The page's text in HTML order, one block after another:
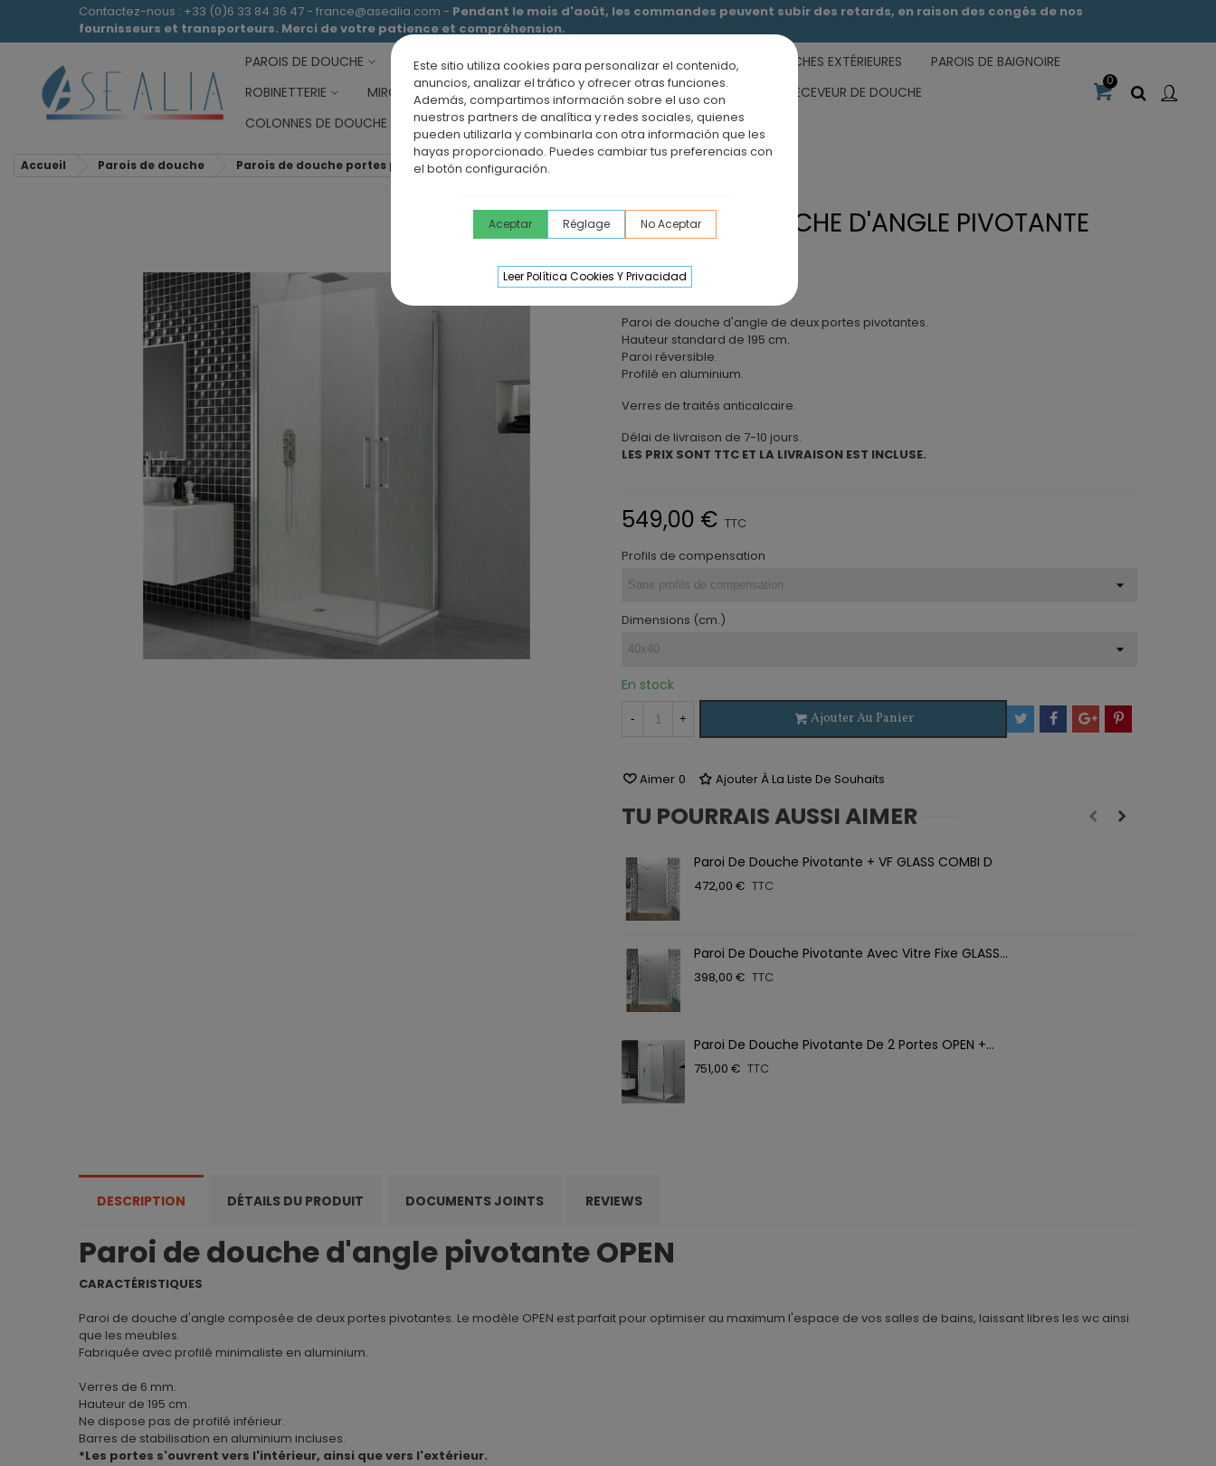
Este sitio utiliza cookies para personalizar el contenido,
anuncios, analizar el tráfico y ofrecer otras funciones.
Además, compartimos información sobre el uso con
nuestros partners de analítica y redes sociales, quienes
pueden utilizarla y combinarla con otra información que les
hayas proporcionado. Puedes cambiar tus preferencias con
el botón configuración.
Aceptar Réglage No Aceptar
Leer Política Cookies Y Privacidad
Contactez-nous : +33 (0)6 33 84 36 47 - france@asealia.com - Pendant le mois d'août, les commandes peuvent subir des retards, en raison des congés de nos
fournisseurs et transporteurs. Merci de votre patience et compréhension.
PAROIS DE DOUCHE RECEVEURS DE DOUCHE MEUBLES SALLE DE BAIN DOUCHES EXTÉRIEURES
PAROIS DE BAIGNOIRE
ROBINETTERIE
MIROIRS DE SALLE DE BAIN PANNEAUX MURAUX
OFFRE PAROI + RECEVEUR DE DOUCHE
COLONNES DE DOUCHE
ÉVIERS DE CUISINE BLOG
0
Accueil Parois de douche Parois de douche portes pivotantes Paroi de douche d'angle pivotante OPEN
PAROI DE DOUCHE D'ANGLE PIVOTANTE
Verres de 6 mm d'épaisseur.
Paroi de douche d'angle de deux portes pivotantes.
Hauteur standard de 195 cm.
Paroi réversible.
Profilé en aluminium.
Verres de traités anticalcaire.
Délai de livraison de 7-10 jours.
LES PRIX SONT TTC ET LA LIVRAISON EST INCLUSE.
549,00 € TTC
Profils de compensation
Dimensions (cm.)
En stock
- + Ajouter Au Panier
Aimer 0 Ajouter À La Liste De Souhaits
TU POURRAIS AUSSI AIMER
Paroi De Douche Pivotante + VF GLASS COMBI D
472,00 € TTC
Paroi De Douche Pivotante Avec Vitre Fixe GLASS...
398,00 € TTC
Paroi De Douche Pivotante De 2 Portes OPEN +...
751,00 € TTC
DESCRIPTION DÉTAILS DU PRODUIT DOCUMENTS JOINTS REVIEWS
Paroi de douche d'angle pivotante OPEN
CARACTÉRISTIQUES
Paroi de douche d'angle composée de deux portes pivotantes. Le modèle OPEN est parfait pour optimiser au maximum l'espace de vos salles de bains, laissant libres les wc ainsi
que les meubles.
Fabriquée avec profilé minimaliste en aluminium.
Verres de 6 mm.
Hauteur de 195 cm.
Ne dispose pas de profilé inférieur.
Barres de stabilisation en aluminium incluses.
*Les portes s'ouvrent vers l'intérieur, ainsi que vers l'extérieur.